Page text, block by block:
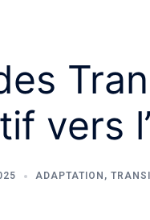
vers
ADAPTATION ,